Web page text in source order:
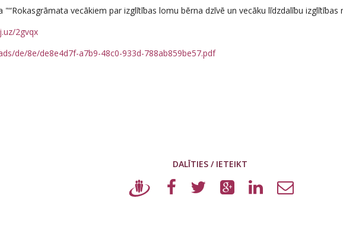
"“Rokasgrāmata vecākiem par izglītības lomu bērna dzīvē un vecāku līdzdalību izglītības
2gvqx
de/8e/de8e4d7f-a7b9-48c0-933d-788ab859be57.pdf
DALĪTIES / IETEIKT